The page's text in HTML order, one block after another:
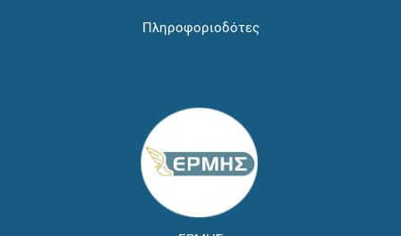
Πληροφοριοδότες